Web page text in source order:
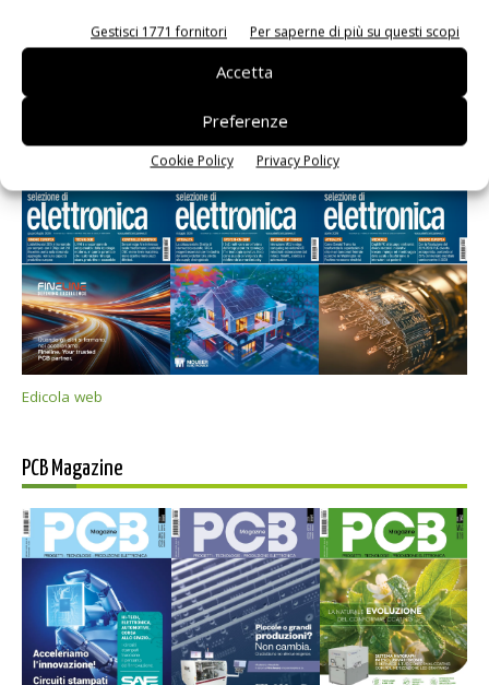
Gestisci 1771 fornitori Per saperne di più su questi scopi
Accetta
Preferenze
Cookie Policy Privacy Policy
Selezione di elettronica
Edicola web
PCB Magazine